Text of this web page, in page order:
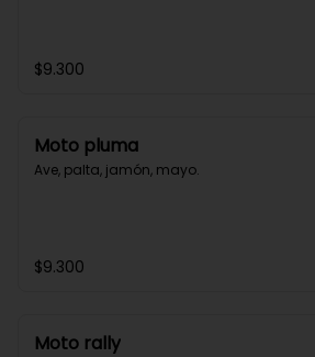
$9.300
Moto pluma
Ave, palta, jamón, mayo.
$9.300
Moto rally